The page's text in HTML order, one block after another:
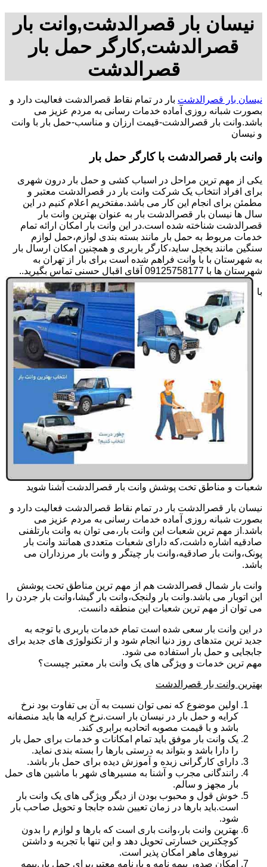
نیسان بار قصرالدشت,وانت بار
قصرالدشت,کارگر حمل بار
قصرالدشت
نیسان بار قصرالدشت بار در تمام نقاط قصرالدشت فعالیت دارد و
بصورت شبانه روزی آماده خدمات رسانی به مردم عزیز می
باشد.وانت بار قصرالدشت-قیمت ارزان و مناسب-حمل بار با وانت
و نیسان
وانت بار قصرالدشت با کارگر حمل بار
یکی از مهم ترین مراحل در اسباب کشی و حمل بار درون شهری
برای افراد انتخاب یک شرکت وانت بار در قصرالدشت معتبر و
مطمئن برای انجام این کار می باشد.مفتخریم اعلام کنیم در این
سال ها نیسان بار قصرالدشت بار به عنوان بهترین وانت بار
قصرالدشت شناخته شده است.در این وانت بار امکان ارائه تمام
خدمات مربوط به حمل بار مانند بسته بندی لوازم،حمل لوازم
سنگین مانند یخچل ساید،کارگر باربری و همچنین امکان ارسال بار
به شهرستان با با وانت فراهم شده است برای بار از تهران به
شهرستان ها با 09125758177 آقای اقبال حسنی تماس بگیرید..
با
شعبات و مناطق تخت پوشش وانت بار قصرالدشت آشنا شوید
نیسان بار قصرالدشت بار در تمام نقاط قصرالدشت فعالیت دارد و
بصورت شبانه روزی آماده خدمات رسانی به مردم عزیز می
باشد.از مهم ترین شعبات این وانت بار،می توان به وانت بارتلفنی
صادقیه اشاره داشت،که دارای شعبات متعددی همانند وانت بار
پونک،وانت بار صادقیه،وانت بار چیتگر و وانت بار مرزداران می
باشد.
وانت بار شمال قصرالدشت هم از مهم ترین مناطق تحت پوشش
این اتوبار می باشد.وانت بار ولنجک،وانت بار گیشا،وانت بار جردن را
می توان از مهم ترین شعبات این منطقه دانست.
در این وانت بار سعی شده است تمام خدمات باربری با توجه به
جدید ترین متدهای روز دنیا انجام شود و از تکنولوژی های جدید برای
جابجایی و حمل بار استفاده می شود.
مهم ترین خدمات و ویژگی های یک وانت بار معتبر چیست؟
بهترین وانت بار قصرالدشت
اولین موضوع که نمی توان نسبت به آن بی تفاوت بود نرخ
کرایه و حمل بار در نیسان بار است.نرخ کرایه ها باید منصفانه
باشد و با قیمت مصوبه اتحادیه برابری کند.
یک وانت بار موفق باید تمام امکانات و خدمات برای حمل بار
را دارا باشد و بتواند به درستی بارها را بسته بندی نماید.
دارای کارگرانی زبده و آموزش دیده برای حمل بار باشد.
رانندگانی مجرب و آشنا به مسیرهای شهر با ماشین های حمل
بار مجهز و سالم.
خوش قول و محبوب بودن از دیگر ویژگی های یک وانت بار
است.باید بارها در زمان تعیین شده جابجا و تحویل صاحب بار
شود.
بهترین وانت بار،وانت باری است که بارها و لوازم را بدون
کوچکترین خسارتی تحویل دهد و این تنها با تجربه و داشتن
نیروهای ماهر امکان پذیر است.
امکان صدور بیمه نامه و بارنامه معتبر،برای حمل بار.بیمه